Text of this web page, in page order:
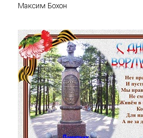
Максим Бохон